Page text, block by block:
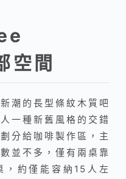
空間
潮的長型條紋木質吧
一種新舊風格的交錯
分給咖啡製作區，主
並不多，僅有兩桌靠
，約僅能容納15人左